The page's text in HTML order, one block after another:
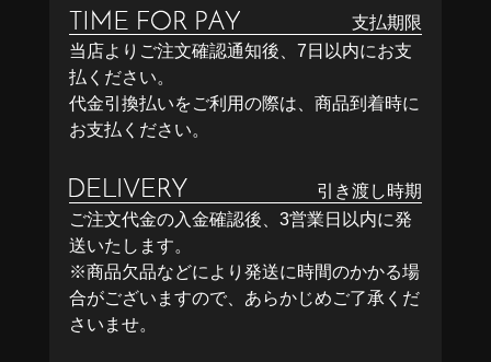
支払期限
当店よりご注文確認通知後、7日以内にお支
払ください。
代金引換払いをご利用の際は、商品到着時に
お支払ください。
引き渡し時期
ご注文代金の入金確認後、3営業日以内に発
送いたします。
※商品欠品などにより発送に時間のかかる場
合がございますので、あらかじめご了承くだ
さいませ。